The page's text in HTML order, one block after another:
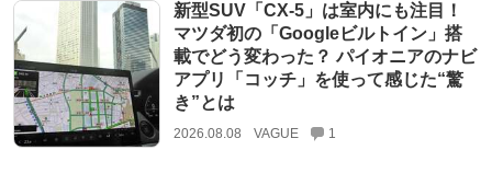
新型SUV「CX-5」は室内にも注目！
マツダ初の「Googleビルトイン」搭
載でどう変わった？ パイオニアのナビ
アプリ「コッチ」を使って感じた“驚
き”とは
2026.08.08 VAGUE 1